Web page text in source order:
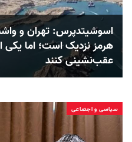
اسوشیتدپرس: تهران و
هرمز نزدیک است؛ اما یکی
عقب‌نشینی کنند
سیاسی و اجتماعی